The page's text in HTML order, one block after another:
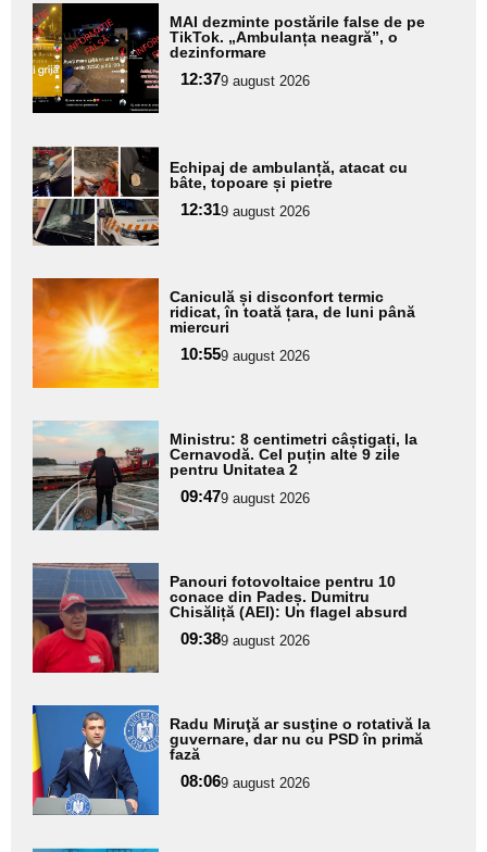
Adaugă
aici textul
pentru
subtitlu
MAI dezminte postările false de pe
TikTok. „Ambulanța neagră”, o
dezinformare
12:379 august 2026
Adaugă
aici textul
pentru
subtitlu
Echipaj de ambulanță, atacat cu
bâte, topoare și pietre
12:319 august 2026
Adaugă
aici textul
pentru
subtitlu
Caniculă și disconfort termic
ridicat, în toată țara, de luni până
miercuri
10:559 august 2026
Adaugă
aici textul
pentru
subtitlu
Ministru: 8 centimetri câștigați, la
Cernavodă. Cel puțin alte 9 zile
pentru Unitatea 2
09:479 august 2026
Adaugă
aici textul
pentru
subtitlu
Panouri fotovoltaice pentru 10
conace din Padeș. Dumitru
Chisăliță (AEI): Un flagel absurd
09:389 august 2026
Adaugă
aici textul
pentru
subtitlu
Radu Miruţă ar susţine o rotativă la
guvernare, dar nu cu PSD în primă
fază
08:069 august 2026